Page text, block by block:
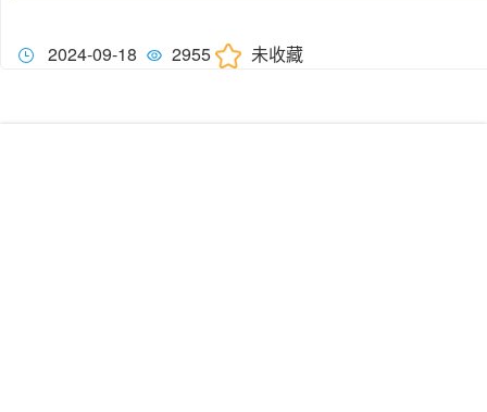
2024-09-18 2955 未收藏